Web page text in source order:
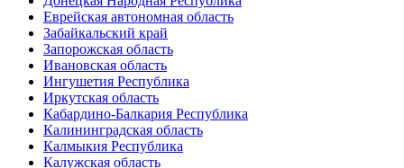
Еврейская автономная область
Забайкальский край
Запорожская область
Ивановская область
Ингушетия Республика
Иркутская область
Кабардино-Балкария Республика
Калининградская область
Калмыкия Республика
Калужская область